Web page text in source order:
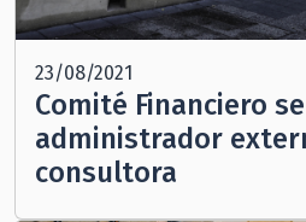
23/08/2021
Comité Financiero
administrador
consultora